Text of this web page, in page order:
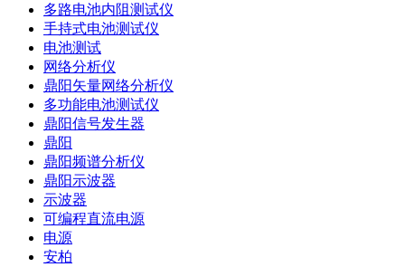
多路电池内阻测试仪
手持式电池测试仪
电池测试
网络分析仪
鼎阳矢量网络分析仪
多功能电池测试仪
鼎阳信号发生器
鼎阳
鼎阳频谱分析仪
鼎阳示波器
示波器
可编程直流电源
电源
安柏